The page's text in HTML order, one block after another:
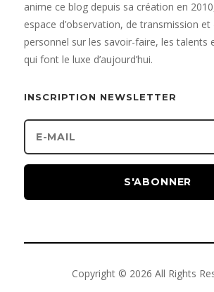
anime ce blog depuis sa création en
espace d’observation, de transmission et
personnel sur les savoir-faire, les talents
qui font le luxe d’aujourd’hui.
INSCRIPTION NEWSLETTER
S'ABONNER
Copyright © 2026 All Rights